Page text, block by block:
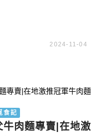
2024-11-04
食記
牛肉麵專賣|在地激